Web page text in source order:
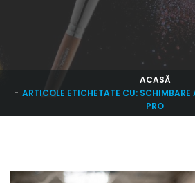
ACASĂ
ARTICOLE ETICHETATE CU: SCHIMBARE
PRO